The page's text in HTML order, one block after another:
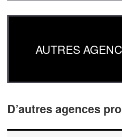
AUTRES
D’autres agences